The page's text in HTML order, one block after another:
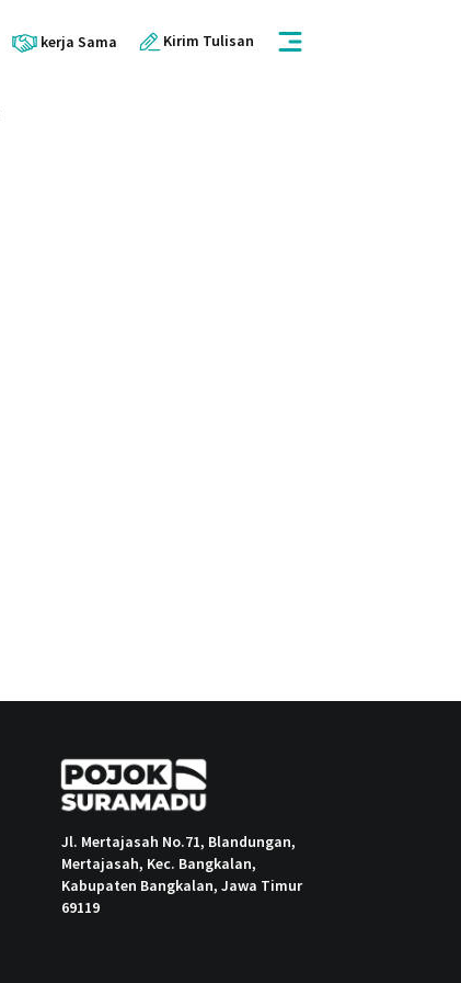
kerja Sama Kirim Tulisan
Jl. Mertajasah No.71, Blandungan,
Mertajasah, Kec. Bangkalan,
Kabupaten Bangkalan, Jawa Timur
69119